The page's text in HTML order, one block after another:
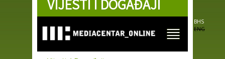
Skip to
main
VIJESTI I DOGAĐAJI
BHS
ENG